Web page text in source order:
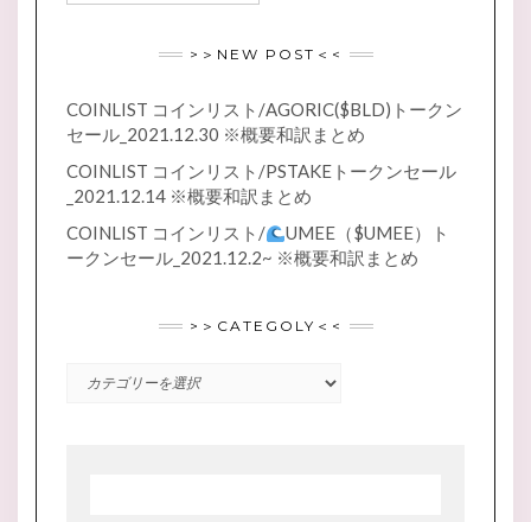
>＞NEW POST＜<
COINLIST コインリスト/AGORIC($BLD)トークン
セール_2021.12.30 ※概要和訳まとめ
COINLIST コインリスト/PSTAKEトークンセール
_2021.12.14 ※概要和訳まとめ
COINLIST コインリスト/
UMEE（$UMEE）ト
ークンセール_2021.12.2~ ※概要和訳まとめ
>＞CATEGOLY＜<